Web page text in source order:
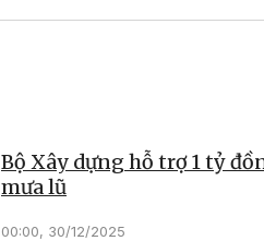
Bộ Xây dựng hỗ trợ 1 tỷ
mưa lũ
00:00, 30/12/2025